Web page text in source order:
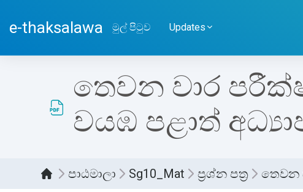
e-thaksalawa මුල් පිටුව Updates
තෙවන වාර
වයඹ පළාත්
පාඨමාලා Sg10_Mat ප්‍රශ්න පත්‍ර තෙවන